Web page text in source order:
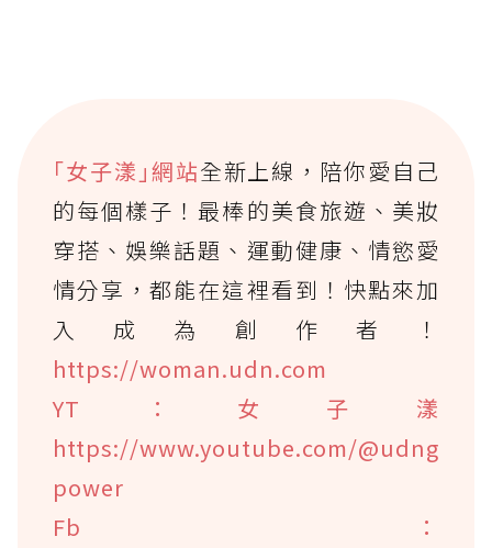
｢女子漾｣網站全新上線，陪你愛自己
的每個樣子！最棒的美食旅遊、美妝
穿搭、娛樂話題、運動健康、情慾愛
情分享，都能在這裡看到！快點來加
入成為創作者！
https://woman.udn.com
YT：女子漾
https://www.youtube.com/@udng
power
Fb：